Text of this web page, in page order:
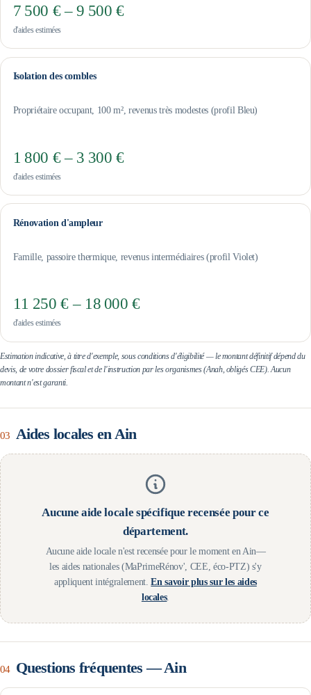
7 500 € – 9 500 €
d'aides estimées
Isolation des combles
Propriétaire occupant, 100 m², revenus très modestes (profil Bleu)
1 800 € – 3 300 €
d'aides estimées
Rénovation d'ampleur
Famille, passoire thermique, revenus intermédiaires (profil Violet)
11 250 € – 18 000 €
d'aides estimées
Estimation indicative, à titre d'exemple, sous conditions d'éligibilité — le montant définitif dépend du
devis, de votre dossier fiscal et de l'instruction par les organismes (Anah, obligés CEE). Aucun
montant n'est garanti.
03 Aides locales enAin
Aucune aide locale spécifique recensée pour ce
département.
Aucune aide locale n'est recensée pour le moment enAin—
les aides nationales (MaPrimeRénov', CEE, éco-PTZ) s'y
appliquent intégralement. En savoir plus sur les aides
locales.
04 Questions fréquentes —Ain